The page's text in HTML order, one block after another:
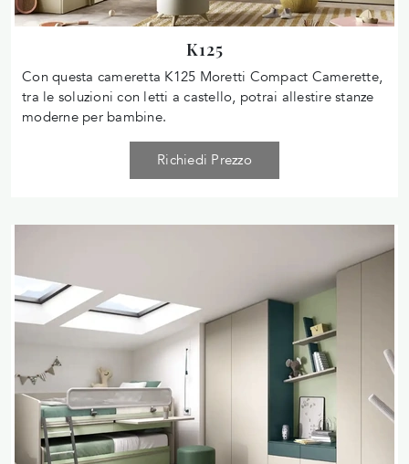
K125
Con questa cameretta K125 Moretti Compact Camerette,
tra le soluzioni con letti a castello, potrai allestire stanze
moderne per bambine.
Richiedi Prezzo